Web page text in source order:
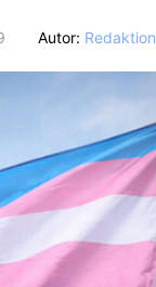
Autor: